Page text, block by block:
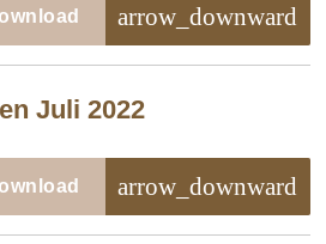
arrow_downward
Juli 2022
arrow_downward